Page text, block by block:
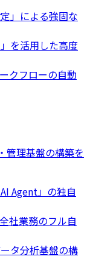
」による強固な
を活用した高度
クフローの自動
管理基盤の構築を
Agent」の独自
社業務のフル自
タ分析基盤の構